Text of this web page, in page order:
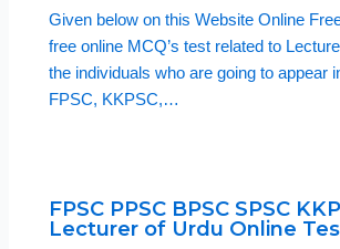
Given below on this Website Online
free online MCQ’s test related to
the individuals who are going to appear
FPSC, KKPSC,…
FPSC PPSC BPSC SPSC
Lecturer of Urdu Online